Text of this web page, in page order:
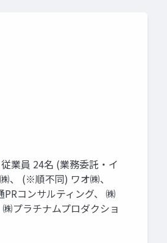
業員 24名 (業務委託・イ
、 (※順不同) ワオ㈱、
コンサルティング、 ㈱
プラチナムプロダクショ